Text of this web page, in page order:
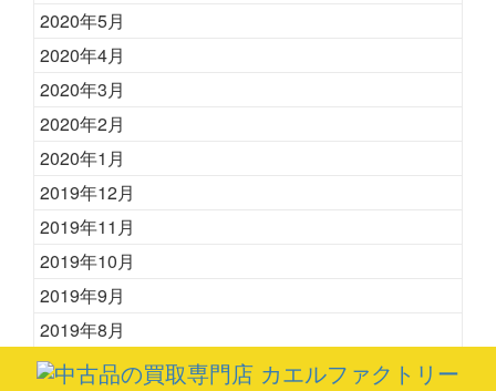
2020年5月
2020年4月
2020年3月
2020年2月
2020年1月
2019年12月
2019年11月
2019年10月
2019年9月
2019年8月
2019年7月